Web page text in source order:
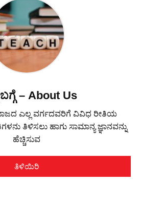
– About Us
ಎಲ್ಲ ವರ್ಗದವರಿಗೆ ವಿವಿಧ ರೀತಿಯ
ತಿಳಿಸಲು ಹಾಗು ಸಾಮಾನ್ಯ ಜ್ಞಾನವನ್ನು
ಹೆಚ್ಚಿಸುವ
ತಿಳಿಯಿರಿ